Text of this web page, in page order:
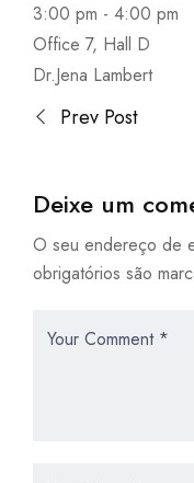
3:00 pm - 4:00 pm
Office 7, Hall D
Dr.Jena Lambert
Prev Post
Deixe um
O seu endereço de
obrigatórios são